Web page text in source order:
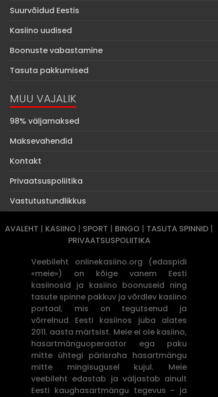
Suurvõidud Eestis
Kasiino uudised
Boonuste vabastamine
Tasuta pakkumised
MUU VAJALIK
98% väljamaksed
Maksevahendid
Kontakt
Privaatsuspoliitika
Vastutustundlikkus
AVALEHT | KASIINO | SPORT | BINGO | TASUTA SPINNID |
PRIVAATSUSPOLIITIKA
Veebileht onlinekasiino.org (edaspidi
«meie») on kõige vanem Eesti
kasiinosid ja kasiino boonuseid ning
tasute spinne pakkuv ja võrdlev kasiino
portaal, mis on tegutsenud ja
võrrelnud Eesti kasiinos juba alates
2011. aasta märtsist. Meie ei ole kasiino,
hasartmänguoperaator ega paku
mitte ühtegi pärisraha hasartmängu
mitte mingisugusel kujul. Meie
veebileht edastab ja väljastab ainult
Eesti kaughasartmängu tegevus - ja